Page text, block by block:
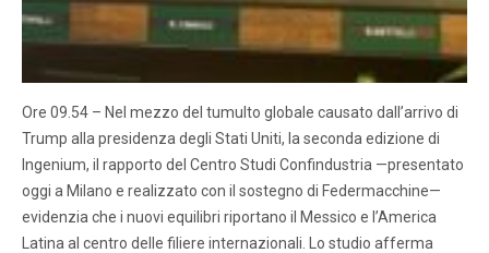
Ore 09.54 – Nel mezzo del tumulto globale causato dall’arrivo di
Trump alla presidenza degli Stati Uniti, la seconda edizione di
Ingenium, il rapporto del Centro Studi Confindustria —presentato
oggi a Milano e realizzato con il sostegno di Federmacchine—
evidenzia che i nuovi equilibri riportano il Messico e l’America
Latina al centro delle filiere internazionali. Lo studio afferma